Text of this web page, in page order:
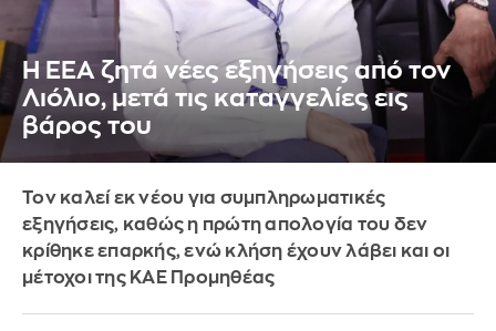
Η ΕΕΑ ζητά νέες εξηγήσεις από τον
Λιόλιο, μετά τις καταγγελίες εις
βάρος του
Τον καλεί εκ νέου για συμπληρωματικές
εξηγήσεις, καθώς η πρώτη απολογία του δεν
κρίθηκε επαρκής, ενώ κλήση έχουν λάβει και οι
μέτοχοι της ΚΑΕ Προμηθέας